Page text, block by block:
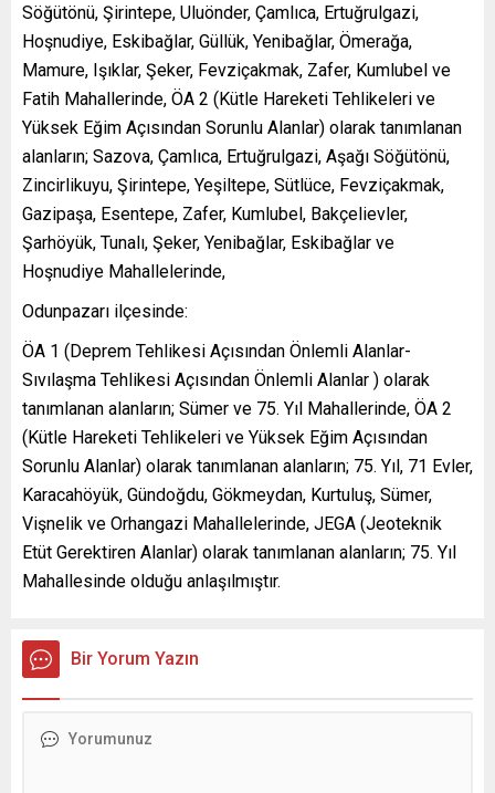
Söğütönü, Şirintepe, Uluönder, Çamlıca, Ertuğrulgazi,
Hoşnudiye, Eskibağlar, Güllük, Yenibağlar, Ömerağa,
Mamure, Işıklar, Şeker, Fevziçakmak, Zafer, Kumlubel ve
Fatih Mahallerinde, ÖA 2 (Kütle Hareketi Tehlikeleri ve
Yüksek Eğim Açısından Sorunlu Alanlar) olarak tanımlanan
alanların; Sazova, Çamlıca, Ertuğrulgazi, Aşağı Söğütönü,
Zincirlikuyu, Şirintepe, Yeşiltepe, Sütlüce, Fevziçakmak,
Gazipaşa, Esentepe, Zafer, Kumlubel, Bakçelievler,
Şarhöyük, Tunalı, Şeker, Yenibağlar, Eskibağlar ve
Hoşnudiye Mahallelerinde,
Odunpazarı ilçesinde:
ÖA 1 (Deprem Tehlikesi Açısından Önlemli Alanlar-
Sıvılaşma Tehlikesi Açısından Önlemli Alanlar ) olarak
tanımlanan alanların; Sümer ve 75. Yıl Mahallerinde, ÖA 2
(Kütle Hareketi Tehlikeleri ve Yüksek Eğim Açısından
Sorunlu Alanlar) olarak tanımlanan alanların; 75. Yıl, 71 Evler,
Karacahöyük, Gündoğdu, Gökmeydan, Kurtuluş, Sümer,
Vişnelik ve Orhangazi Mahallelerinde, JEGA (Jeoteknik
Etüt Gerektiren Alanlar) olarak tanımlanan alanların; 75. Yıl
Mahallesinde olduğu anlaşılmıştır.
Bir Yorum Yazın